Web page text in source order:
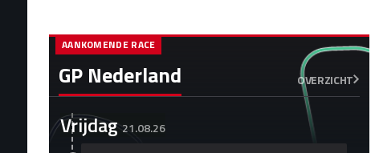
GP Nederland OVERZICHT
AANKOMENDE RACE
Vrijdag 21.08.26